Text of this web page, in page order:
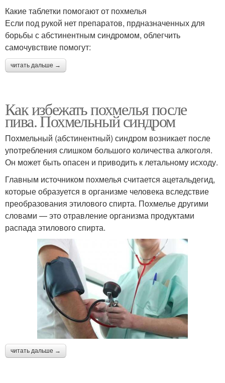
Какие таблетки помогают от похмелья
Если под рукой нет препаратов, прдназначенных для
борьбы с абстинентным синдромом, облегчить
самочувствие помогут:
читать дальше →
Как избежать похмелья после
пива. Похмельный синдром
Похмельный (абстинентный) синдром возникает после
употребления слишком большого количества алкоголя.
Он может быть опасен и приводить к летальному исходу.
Главным источником похмелья считается ацетальдегид,
которые образуется в организме человека вследствие
преобразования этилового спирта. Похмелье другими
словами — это отравление организма продуктами
распада этилового спирта.
читать дальше →